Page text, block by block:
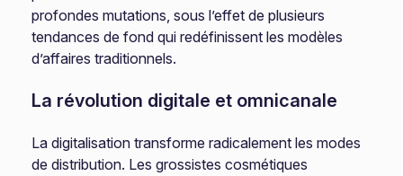
profondes mutations, sous l’effet de plusieurs
tendances de fond qui redéfinissent les modèles
d’affaires traditionnels.
La révolution digitale et omnicanale
La digitalisation transforme radicalement les modes
de distribution. Les grossistes cosmétiques